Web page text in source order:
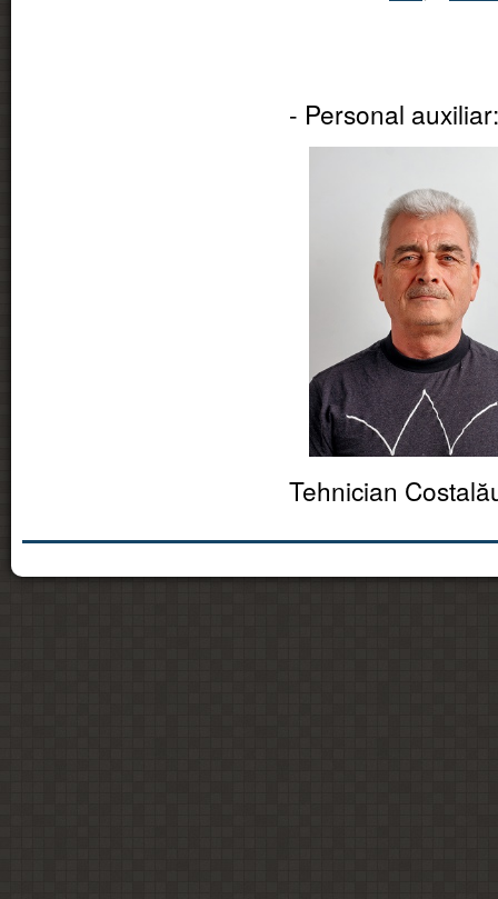
- Personal auxiliar:
Tehnician